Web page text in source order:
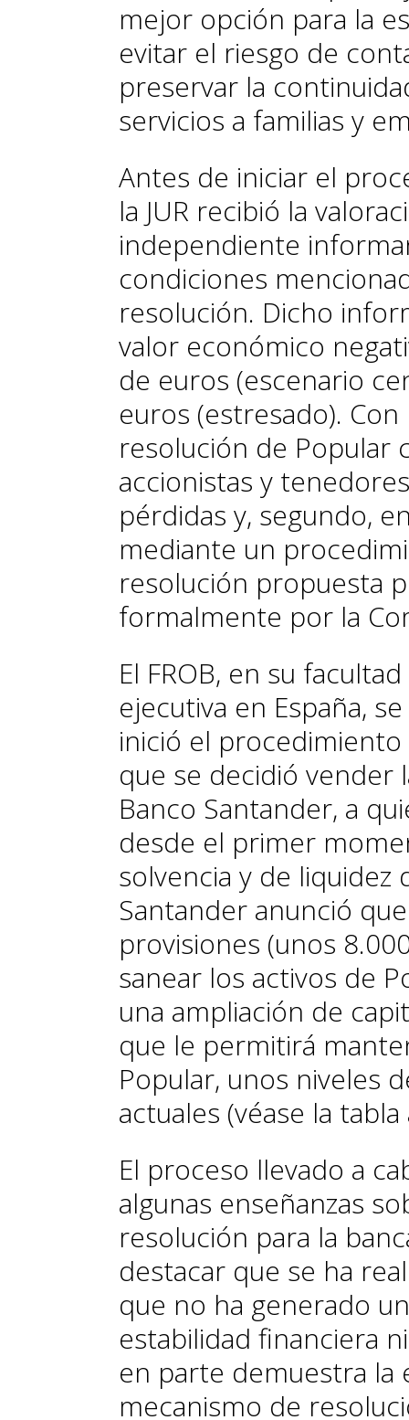
mejor opción para la
evitar el riesgo de
preservar la
servicios a familias y
Antes de iniciar el
la JUR recibió la
independiente
condiciones
resolución. Dicho
valor económico
de euros (escenario
euros (estresado).
resolución de Popular
accionistas y
pérdidas y, segundo,
mediante un
resolución propuesta
formalmente por la
El FROB, en su
ejecutiva en España,
inició el
que se decidió vender
Banco Santander, a
desde el primer
solvencia y de liquidez
Santander anunció
provisiones (unos
sanear los activos de
una ampliación de
que le permitirá
Popular, unos niveles
actuales (véase la
El proceso llevado a
algunas enseñanzas
resolución para la ban
destacar que se ha
que no ha generado
estabilidad financiera
en parte demuestra la
mecanismo de